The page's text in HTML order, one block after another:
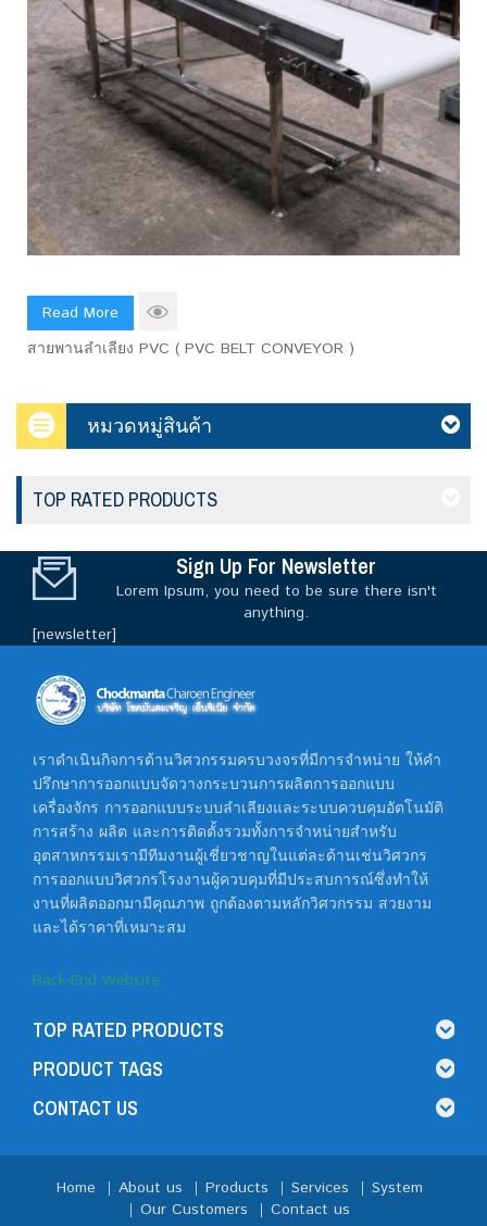
Read More
สายพานลำเลียง PVC ( PVC BELT CONVEYOR )
หมวดหมู่สินค้า
TOP RATED PRODUCTS
Sign Up For Newsletter
Lorem Ipsum, you need to be sure there isn't
anything.
[newsletter]
เราดำเนินกิจการด้านวิศวกรรมครบวงจรที่มีการจำหน่าย ให้คำ
ปรึกษาการออกแบบจัดวางกระบวนการผลิตการออกแบบ
เครื่องจักร การออกแบบระบบลำเลียงและระบบควบคุมอัตโนมัติ
การสร้าง ผลิต และการติดตั้งรวมทั้งการจำหน่ายสำหรับ
อุตสาหกรรมเรามีทีมงานผู้เชี่ยวชาญในแต่ละด้านเช่นวิศวกร
การออกแบบวิศวกรโรงงานผู้ควบคุมที่มีประสบการณ์ซึ่งทำให้
งานที่ผลิตออกมามีคุณภาพ ถูกต้องตามหลักวิศวกรรม สวยงาม
และได้ราคาที่เหมาะสม
Back-End Website
TOP RATED PRODUCTS
PRODUCT TAGS
CONTACT US
Home About us Products Services
System
Our Customers
Contact us